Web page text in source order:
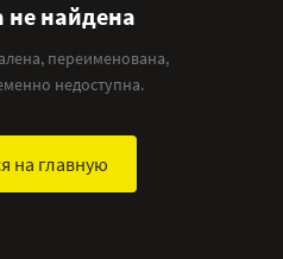
не найдена
переименована,
недоступна.
на главную